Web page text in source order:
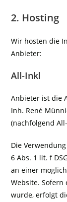
2. Hosting
Wir hosten die
Anbieter:
All-Inkl
Anbieter ist die
Inh. René
(nachfolgend
Die
6 Abs. 1 lit. f
an einer
Website.
wurde, erfolgt